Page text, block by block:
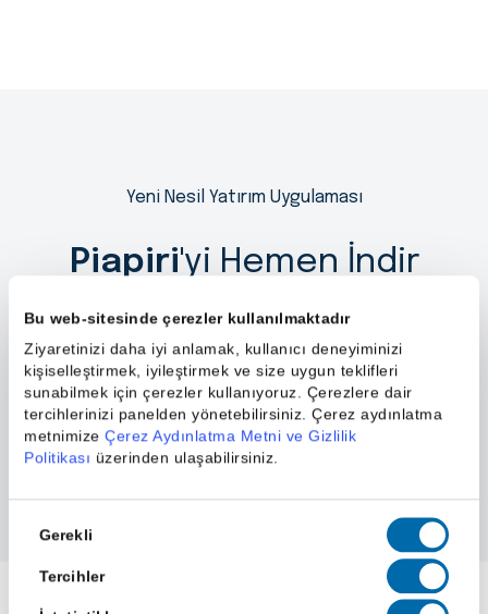
Bu web-sitesinde çerezler kullanılmaktadır
Ziyaretinizi daha iyi anlamak, kullanıcı deneyiminizi
kişiselleştirmek, iyileştirmek ve size uygun teklifleri
sunabilmek için çerezler kullanıyoruz. Çerezlere dair
tercihlerinizi panelden yönetebilirsiniz. Çerez aydınlatma
metnimize Çerez Aydınlatma Metni ve Gizlilik
Politikası üzerinden ulaşabilirsiniz.
Seçimi
Gerekli
Tercihler
Yeni Nesil Yatırım Uygulaması
Piapiri'yi Hemen İndir